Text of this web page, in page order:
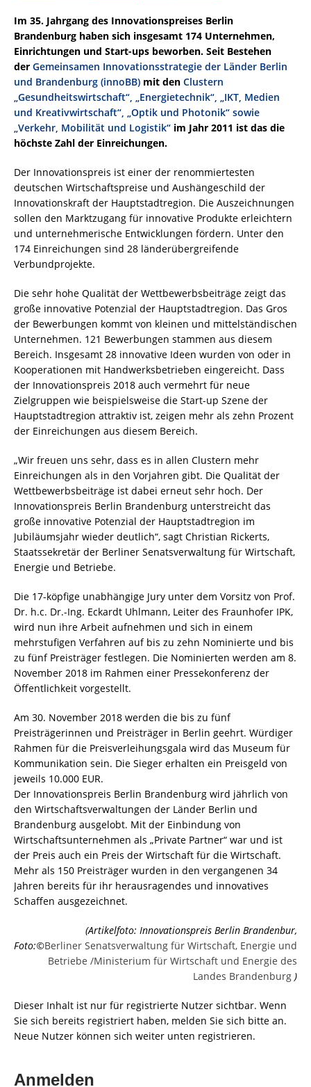
Im 35. Jahrgang des Innovationspreises Berlin
Brandenburg haben sich insgesamt 174 Unternehmen,
Einrichtungen und Start-ups beworben. Seit Bestehen
der Gemeinsamen Innovationsstrategie der Länder Berlin
und Brandenburg (innoBB) mit den Clustern
„Gesundheitswirtschaft“, „Energietechnik“, „IKT, Medien
und Kreativwirtschaft“, „Optik und Photonik“ sowie
„Verkehr, Mobilität und Logistik“ im Jahr 2011 ist das die
höchste Zahl der Einreichungen.
Der Innovationspreis ist einer der renommiertesten
deutschen Wirtschaftspreise und Aushängeschild der
Innovationskraft der Hauptstadtregion. Die Auszeichnungen
sollen den Marktzugang für innovative Produkte erleichtern
und unternehmerische Entwicklungen fördern. Unter den
174 Einreichungen sind 28 länderübergreifende
Verbundprojekte.
Die sehr hohe Qualität der Wettbewerbsbeiträge zeigt das
große innovative Potenzial der Hauptstadtregion. Das Gros
der Bewerbungen kommt von kleinen und mittelständischen
Unternehmen. 121 Bewerbungen stammen aus diesem
Bereich. Insgesamt 28 innovative Ideen wurden von oder in
Kooperationen mit Handwerksbetrieben eingereicht. Dass
der Innovationspreis 2018 auch vermehrt für neue
Zielgruppen wie beispielsweise die Start-up Szene der
Hauptstadtregion attraktiv ist, zeigen mehr als zehn Prozent
der Einreichungen aus diesem Bereich.
„Wir freuen uns sehr, dass es in allen Clustern mehr
Einreichungen als in den Vorjahren gibt. Die Qualität der
Wettbewerbsbeiträge ist dabei erneut sehr hoch. Der
Innovationspreis Berlin Brandenburg unterstreicht das
große innovative Potenzial der Hauptstadtregion im
Jubiläumsjahr wieder deutlich“, sagt Christian Rickerts,
Staatssekretär der Berliner Senatsverwaltung für Wirtschaft,
Energie und Betriebe.
Die 17-köpfige unabhängige Jury unter dem Vorsitz von Prof.
Dr. h.c. Dr.-Ing. Eckardt Uhlmann, Leiter des Fraunhofer IPK,
wird nun ihre Arbeit aufnehmen und sich in einem
mehrstufigen Verfahren auf bis zu zehn Nominierte und bis
zu fünf Preisträger festlegen. Die Nominierten werden am 8.
November 2018 im Rahmen einer Pressekonferenz der
Öffentlichkeit vorgestellt.
Am 30. November 2018 werden die bis zu fünf
Preisträgerinnen und Preisträger in Berlin geehrt. Würdiger
Rahmen für die Preisverleihungsgala wird das Museum für
Kommunikation sein. Die Sieger erhalten ein Preisgeld von
jeweils 10.000 EUR.
Der Innovationspreis Berlin Brandenburg wird jährlich von
den Wirtschaftsverwaltungen der Länder Berlin und
Brandenburg ausgelobt. Mit der Einbindung von
Wirtschaftsunternehmen als „Private Partner“ war und ist
der Preis auch ein Preis der Wirtschaft für die Wirtschaft.
Mehr als 150 Preisträger wurden in den vergangenen 34
Jahren bereits für ihr herausragendes und innovatives
Schaffen ausgezeichnet.
(Artikelfoto: Innovationspreis Berlin Brandenbur,
Foto:©Berliner Senatsverwaltung für Wirtschaft, Energie und
Betriebe /Ministerium für Wirtschaft und Energie des
Landes Brandenburg )
Dieser Inhalt ist nur für registrierte Nutzer sichtbar. Wenn
Sie sich bereits registriert haben, melden Sie sich bitte an.
Neue Nutzer können sich weiter unten registrieren.
Anmelden